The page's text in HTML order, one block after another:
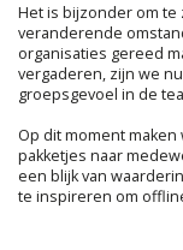
Het is bijzonder om
veranderende
organisaties gereed
vergaderen, zijn we
groepsgevoel in de
Op dit moment
pakketjes naar
een blijk van
te inspireren om